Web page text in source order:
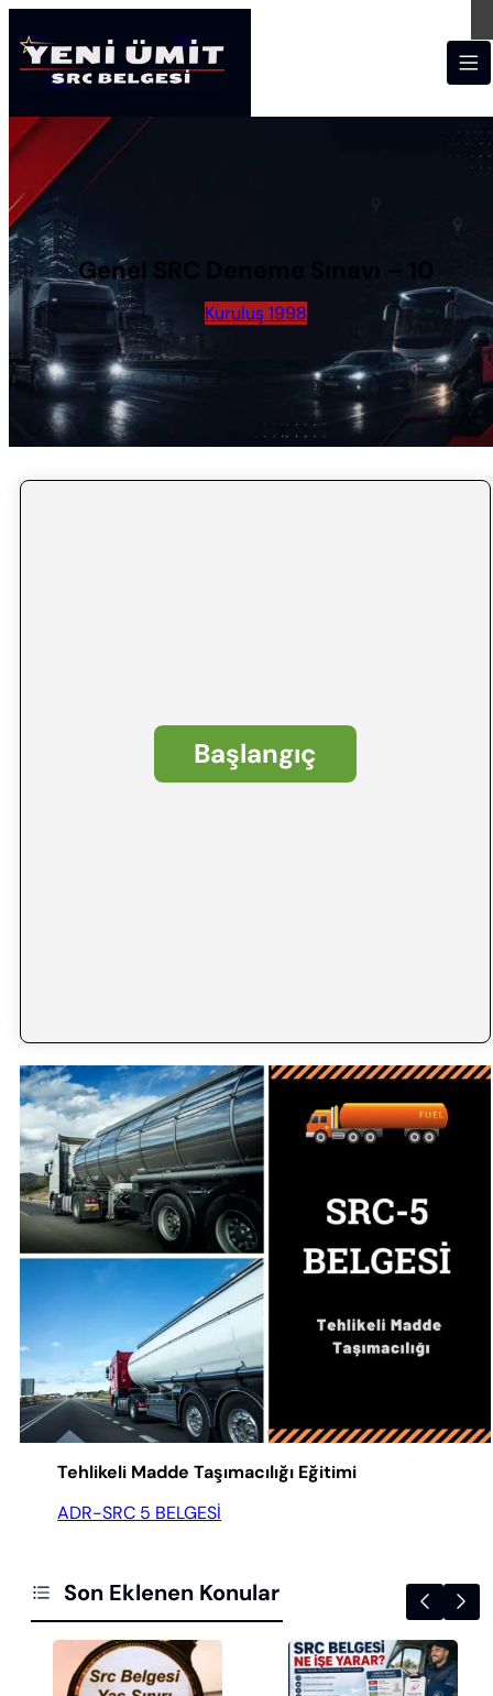
Genel SRC Deneme Sınavı – 10
Kuruluş 1998
Tehlikeli Madde Taşımacılığı Eğitimi
ADR-SRC 5 BELGESİ
Son Eklenen Konular